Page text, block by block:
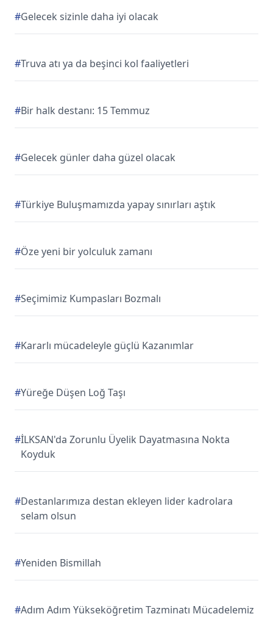
#Gelecek sizinle daha iyi olacak
#Truva atı ya da beşinci kol faaliyetleri
#Bir halk destanı: 15 Temmuz
#Gelecek günler daha güzel olacak
#Türkiye Buluşmamızda yapay sınırları aştık
#Öze yeni bir yolculuk zamanı
#Seçimimiz Kumpasları Bozmalı
#Kararlı mücadeleyle güçlü Kazanımlar
#Yüreğe Düşen Loğ Taşı
#İLKSAN'da Zorunlu Üyelik Dayatmasına Nokta
Koyduk
#Destanlarımıza destan ekleyen lider kadrolara
selam olsun
#Yeniden Bismillah
#Adım Adım Yükseköğretim Tazminatı Mücadelemiz